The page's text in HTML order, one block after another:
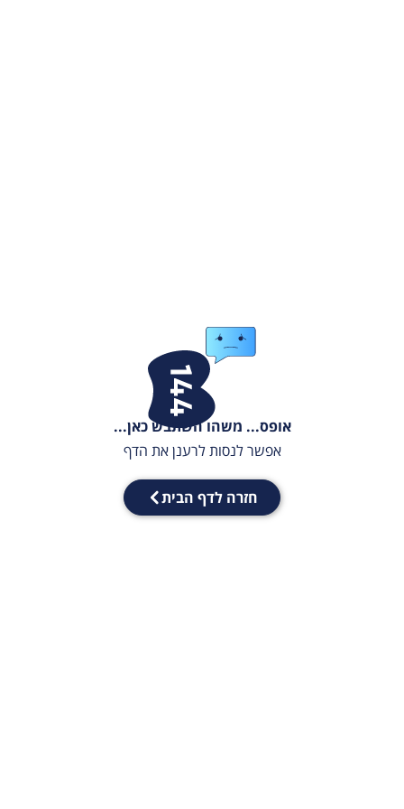
אופס... משהו השתבש כאן...
אפשר לנסות לרענן את הדף
חזרה לדף הבית